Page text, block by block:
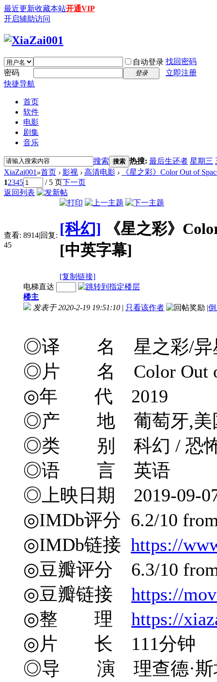
最近更新收藏本站开通VIP
开启辅助访问
自动登录 找回密码
密码
登录
立即注册
快捷导航
首页
软件
电影
剧集
音乐
搜索 搜索 热搜: 最后生还者 星期三
XiaZai001 »首页 › 影视 › 高清电影 ›
《星之彩》Color Out of
12345 / 5 页下一页
返回列表
查看: 8914|回复:
45
[科幻]
《星之彩》
[中英字幕]
[复制链接]
电梯直达
楼主
发表于 2020-2-19 19:51:10 | 只看该作者 |
◎译 名 星之彩/异星
◎片 名 Color Out of
◎年 代 2019
◎产 地 葡萄牙,美
◎类 别 科幻 / 恐
◎语 言 英语
◎上映日期 2019-09-
◎IMDb评分 6.2/10 from
◎IMDb链接 https://
◎豆瓣评分 6.3/10 from
◎豆瓣链接 https://
◎整 理 https://
◎片 长 111分钟
◎导 演 理查德·斯坦